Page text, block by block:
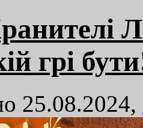
грі
25.08.2024,